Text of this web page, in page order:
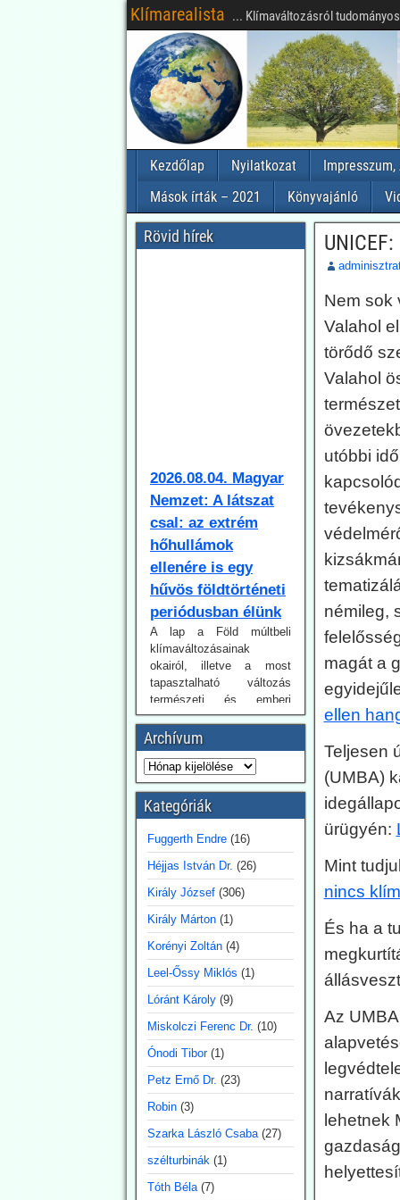
Klímarealista ... Klímaváltozásról
Kezdőlap Nyilatkozat
Mások írták – 2021
Könyvajánló
Nem sok
Valahol
törődő
Valahol
utóbbi
némileg,
magát a
ellen
Teljesen
(UMBA)
ürügyén:
Mint
nincs
És ha a
Az
lehetnek
Rövid hírek
csal: az extrém
hőhullámok
ellenére is egy
hűvös földtörténeti
periódusban élünk
A lap a Föld múltbeli
klímaváltozásainak
okairól, illetve a most
tapasztalható változás
természeti és emberi
okairól beszélget dr.
Juhász Árpád geológussal.
Tanulságos olvasmány.
Hiába, ha a Fidesz
ellenzékben van, a Magyar
Nemzetnek is könnyebb
realista hangvételű
írásokat közzétennie.
2026.07.30. Uncut-
News: Az adatok
cáfolják az
erdőtüzekkel
kapcsolatos
legutóbbi
pánikkeltést
A klímarögeszme felé
elkötelezett média (vagyis
a főáramú média 100 %-
ban) a klímaváltozásban,
magyarul az antropogén
CO2-kibocsátás
növekedésében igyekszik
megtalálni (vagy legalábbis
az olvasókkal elhitetni) az
erdőtüzek okát. Így van ez
az idén is, mint a korábbi
években. A gépezet
figyelmen kívül hagyja úgy
Archívum
Kategóriák
Fuggerth Endre (16)
Héjjas István Dr. (26)
Király József (306)
Király Márton (1)
Korényi Zoltán (4)
Leel-Őssy Miklós (1)
Lóránt Károly (9)
Miskolczi Ferenc Dr. (10)
Ónodi Tibor(1)
Petz Ernő Dr. (23)
Robin (3)
Szarka László Csaba(27)
szélturbinák (1)
Tóth Béla(7)